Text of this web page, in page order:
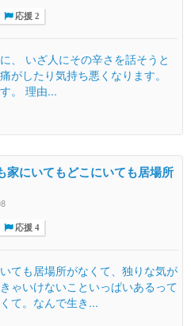
応援 2
、 いざ人にその辛さを話そうと
がしたり気持ち悪くなります。
。 理由...
家にいてもどこにいても居場所
応援 4
ても居場所がなくて、独りな気が
ゃいけないこといっぱいあるって
て。なんで生き...